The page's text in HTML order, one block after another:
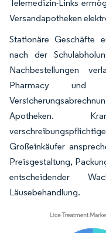
Telemedizin-Links
Versandapotheken
Stationäre Geschäfte
nach der
Nachbestellungen
Pharmacy und
Apotheken.
Großeinkäufer
Preisgestaltung,
entscheidender
Läusebehandlung.